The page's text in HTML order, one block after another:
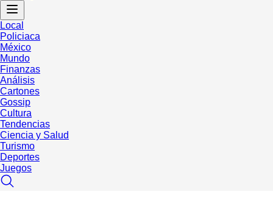
Local
Policiaca
México
Mundo
Finanzas
Análisis
Cartones
Gossip
Cultura
Tendencias
Ciencia y Salud
Turismo
Deportes
Juegos